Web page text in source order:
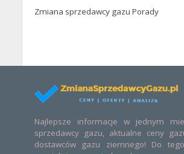
Zmiana sprzedawcy gazu Porady
Najlepsze informacje w jednym
sprzedawcy gazu, aktualne ceny
dostawców gazu ziemnego! Do